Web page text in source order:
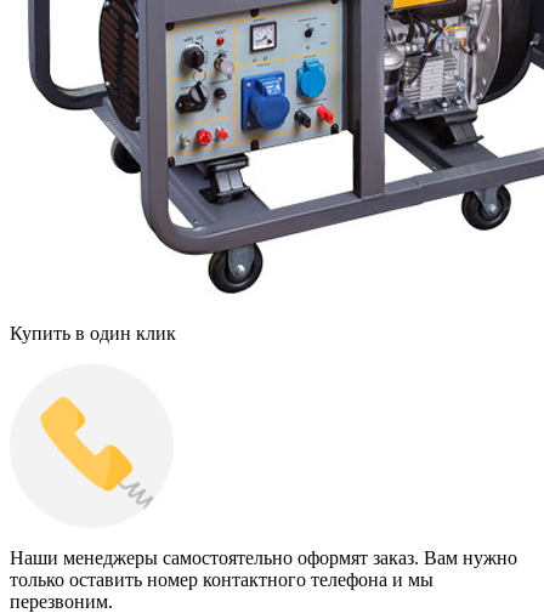
Купить в один клик
Наши менеджеры самостоятельно оформят заказ. Вам нужно
только оставить номер контактного телефона и мы
перезвоним.